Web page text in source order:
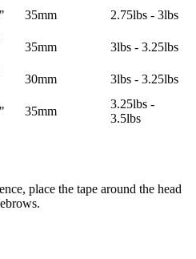
35mm 2.75lbs - 3lbs
35mm 3lbs - 3.25lbs
30mm 3lbs - 3.25lbs
35mm
3.25lbs -
3.5lbs
place the tape around the head